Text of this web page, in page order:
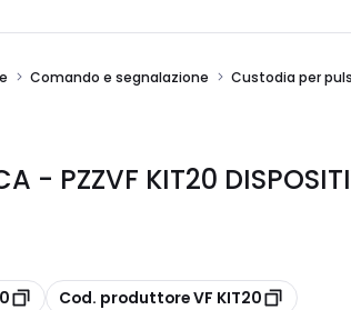
Comando e segnalazione Custodia per
- PZZVF KIT20
copia
Cod. produttore VF KIT20